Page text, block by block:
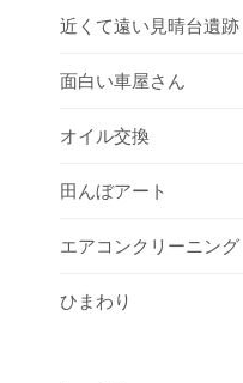
近くて遠い見晴台遺跡
面白い車屋さん
オイル交換
田んぼアート
エアコンクリーニング
ひまわり